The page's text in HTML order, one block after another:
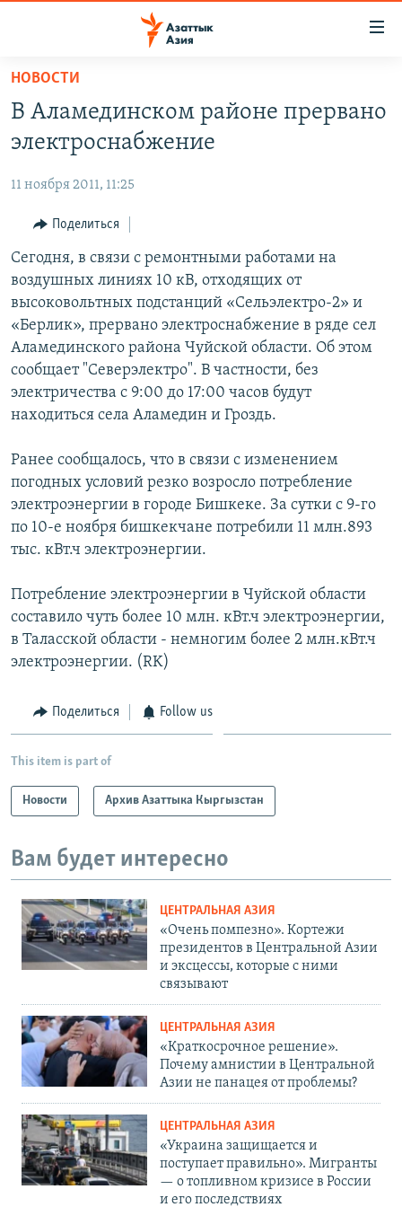
Вернуться
основному
содержанию
навигации
Вернутся
поиску
УЗБЕКИСТАН
ТАДЖИКИСТАН
ВОЙНА В УКРАИНЕ
НА ДРУГИХ ЯЗЫКАХ
ҚАЗАҚША
КЫРГЫЗЧА
ЎЗБЕКЧА
ТОҶИКӢ
TÜRKMENÇE
Все сайты РСЕ/РС
НОВОСТИ
В Аламединском районе прервано
электроснабжение
11 ноября 2011, 11:25
Поделиться
Сегодня, в связи с ремонтными работами на
воздушных линиях 10 кВ, отходящих от
высоковольтных подстанций «Сельэлектро-2» и
«Берлик», прервано электроснабжение в ряде сел
Аламединского района Чуйской области. Об этом
сообщает "Северэлектро". В частности, без
электричества с 9:00 до 17:00 часов будут
находиться села Аламедин и Гроздь.
Ранее сообщалось, что в связи с изменением
погодных условий резко возросло потребление
электроэнергии в городе Бишкеке. За сутки с 9-го
по 10-е ноября бишкекчане потребили 11 млн.893
тыс. кВт.ч электроэнергии.
Потребление электроэнергии в Чуйской области
составило чуть более 10 млн. кВт.ч электроэнергии,
в Таласской области - немногим более 2 млн.кВт.ч
электроэнергии. (RK)
Поделиться Follow us
This item is part of
Новости Архив Азаттыка Кыргызстан
Вам будет интересно
ЦЕНТРАЛЬНАЯ АЗИЯ
«Очень помпезно». Кортежи
президентов в Центральной Азии
и эксцессы, которые с ними
связывают
ЦЕНТРАЛЬНАЯ АЗИЯ
«Краткосрочное решение».
Почему амнистии в Центральной
Азии не панацея от проблемы?
ЦЕНТРАЛЬНАЯ АЗИЯ
«Украина защищается и
поступает правильно». Мигранты
— о топливном кризисе в России
и его последствиях